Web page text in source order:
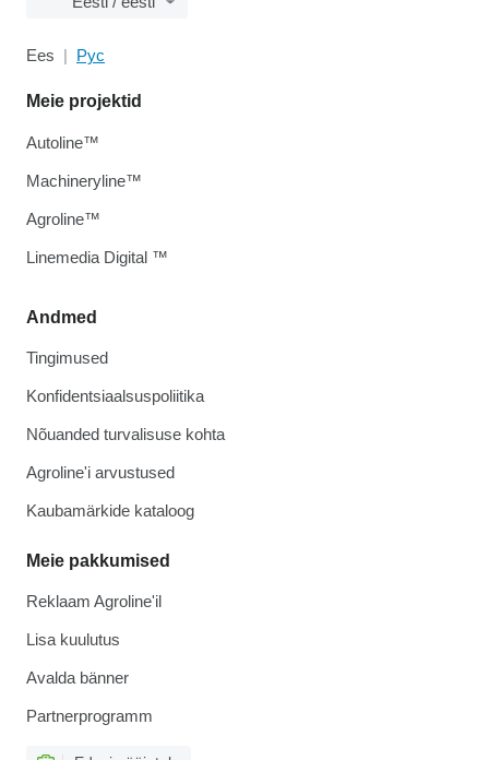
Ees Рус
Andmed
Tingimused
Konfidentsiaalsuspoliitika
Nõuanded turvalisuse kohta
Agroline'i arvustused
Kaubamärkide kataloog
Meie pakkumised
Reklaam Agroline'il
Lisa kuulutus
Avalda bänner
Partnerprogramm
Meie projektid
Autoline™
Machineryline™
Agroline™
Linemedia Digital ™